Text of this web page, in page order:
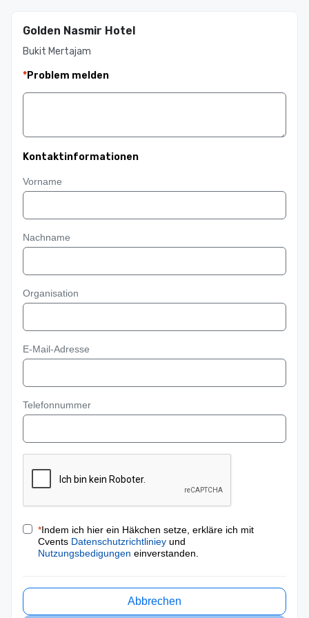
Golden Nasmir Hotel
Bukit Mertajam
*Problem melden
Kontaktinformationen
Vorname
Nachname
Organisation
E-Mail-Adresse
Telefonnummer
*Indem ich hier ein Häkchen setze, erkläre ich mit
Cvents Datenschutzrichtliniey und
Nutzungsbedigungen einverstanden.
Abbrechen